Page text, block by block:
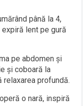
până la 4,
lent pe gură
pe abdomen și
și coboară la
profundă.
o nară, inspiră